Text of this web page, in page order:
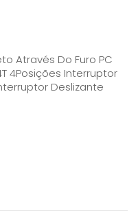
Através Do Furo PC
4Posições Interruptor
Deslizante